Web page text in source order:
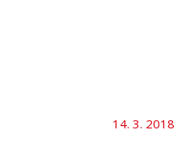
14. 3. 2018